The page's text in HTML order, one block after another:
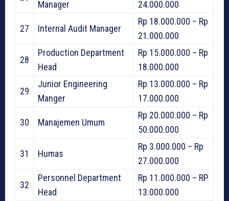
Manager
24.000.000
27 Internal Audit Manager
Rp 18.000.000 – Rp
21.000.000
28
Production Department
Head
Rp 15.000.000 – Rp
18.000.000
29
Junior Engineering
Manger
Rp 13.000.000 – Rp
17.000.000
30 Manajemen Umum
Rp 20.000.000 – Rp
50.000.000
31 Humas
Rp 3.000.000 – Rp
27.000.000
32
Personnel Department
Head
Rp 11.000.000 – RP
13.000.000